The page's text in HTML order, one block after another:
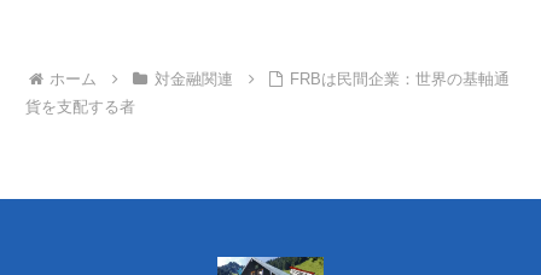
ホーム 対金融関連
FRBは民間企業：世界の基軸通
貨を支配する者